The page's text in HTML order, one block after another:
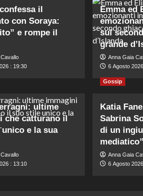
il
con Soraya:
e rompe il
: 19:30
Emma ed
sul
grande
Anna Gaia
6 Agosto
ultime
che catturano il
e la sua
: 13:10
Gossip
Katia
Sabrina
di un
Anna Gaia
6 Agosto